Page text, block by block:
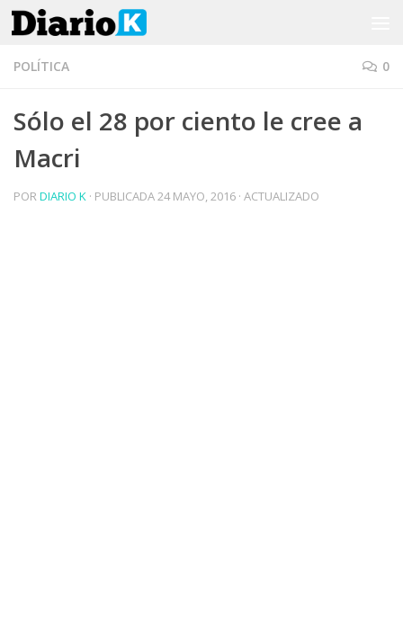
Saltar al contenido
POLÍTICA 0
Sólo el 28 por ciento le cree a
Macri
PORDIARIO K · PUBLICADA24 MAYO, 2016 · ACTUALIZADO